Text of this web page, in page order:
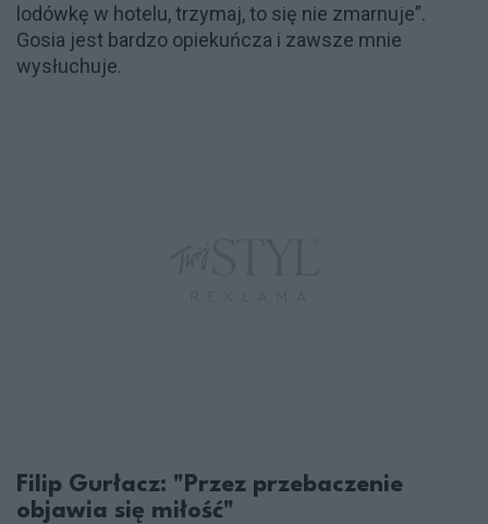
lodówkę w hotelu, trzymaj, to się nie zmarnuje”.
Gosia jest bardzo opiekuńcza i zawsze mnie
wysłuchuje.
Filip Gurłacz: "Przez przebaczenie
objawia się miłość"